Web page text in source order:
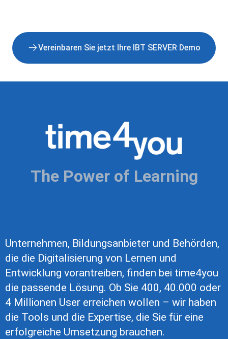
Vereinbaren Sie jetzt Ihre IBT SERVER Demo
The Power of Learning
Unternehmen, Bildungsanbieter und Behörden,
die die Digitalisierung von Lernen und
Entwicklung vorantreiben, finden bei time4you
die passende Lösung. Ob Sie 400, 40.000 oder
4 Millionen User erreichen wollen – wir haben
die Tools und die Expertise, die Sie für eine
erfolgreiche Umsetzung brauchen.